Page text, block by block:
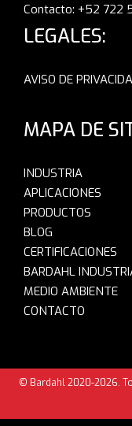
Contacto: +52 722
LEGALES:
AVISO DE
MAPA DE
INDUSTRIA
APLICACIONES
PRODUCTOS
BLOG
CERTIFICACIONES
BARDAHL
MEDIO AMBIENTE
CONTACTO
© Bardahl 2020-2026.